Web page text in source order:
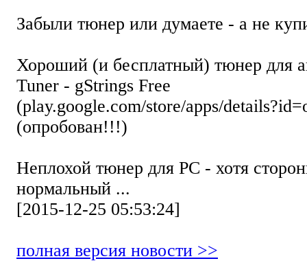
Забыли тюнер или думаете - а не
Хороший (и бесплатный) тюнер для
Tuner - gStrings Free
(play.google.com/store/apps/
(опробован!!!)
Неплохой тюнер для РС - хотя
нормальный ...
[2015-12-25 05:53:24]
полная версия новости >>